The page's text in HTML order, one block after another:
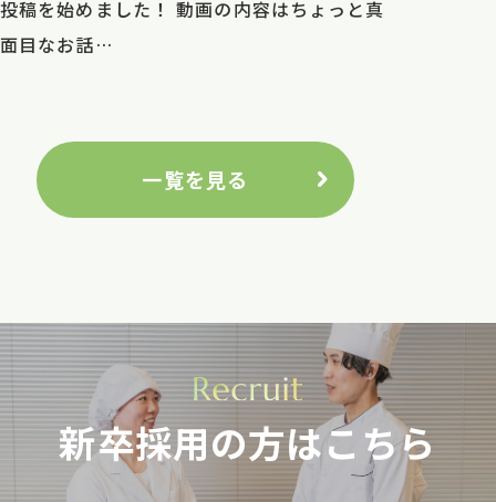
投稿を始めました！ 動画の内容はちょっと真
面目なお話…
一覧を見る
新卒採用の方はこちら